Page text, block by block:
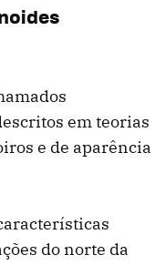
em teorias
e de aparência
do norte da